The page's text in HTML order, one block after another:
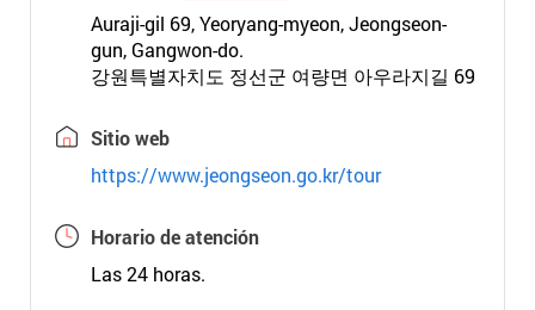
Auraji-gil 69, Yeoryang-myeon, Jeongseon-
gun, Gangwon-do.
강원특별자치도 정선군 여량면 아우라지길 69
Sitio web
https://www.jeongseon.go.kr/tour
Horario de atención
Las 24 horas.